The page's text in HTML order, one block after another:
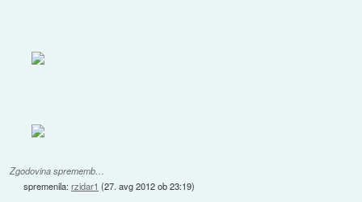
Zgodovina sprememb…
spremenila:rzidar1 (27. avg 2012 ob 23:19)